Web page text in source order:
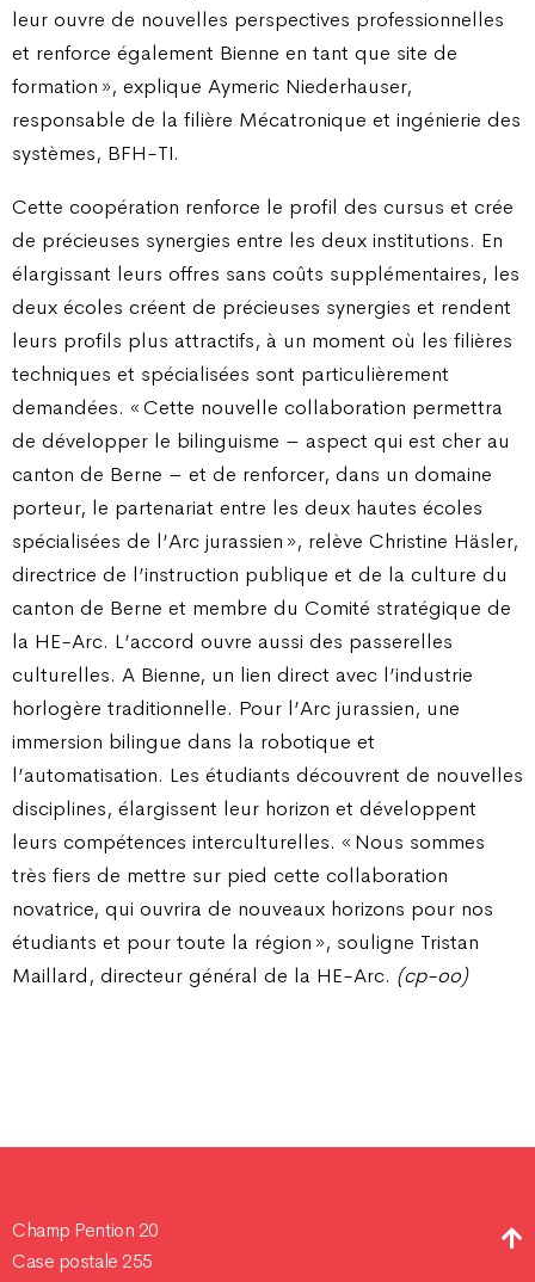
leur ouvre de nouvelles perspectives professionnelles
et renforce également Bienne en tant que site de
formation », explique Aymeric Niederhauser,
responsable de la filière Mécatronique et ingénierie des
systèmes, BFH-TI.
Cette coopération renforce le profil des cursus et crée
de précieuses synergies entre les deux institutions. En
élargissant leurs offres sans coûts supplémentaires, les
deux écoles créent de précieuses synergies et rendent
leurs profils plus attractifs, à un moment où les filières
techniques et spécialisées sont particulièrement
demandées. « Cette nouvelle collaboration permettra
de développer le bilinguisme – aspect qui est cher au
canton de Berne – et de renforcer, dans un domaine
porteur, le partenariat entre les deux hautes écoles
spécialisées de l’Arc jurassien », relève Christine Häsler,
directrice de l’instruction publique et de la culture du
canton de Berne et membre du Comité stratégique de
la HE-Arc. L’accord ouvre aussi des passerelles
culturelles. A Bienne, un lien direct avec l’industrie
horlogère traditionnelle. Pour l’Arc jurassien, une
immersion bilingue dans la robotique et
l’automatisation. Les étudiants découvrent de nouvelles
disciplines, élargissent leur horizon et développent
leurs compétences interculturelles. « Nous sommes
très fiers de mettre sur pied cette collaboration
novatrice, qui ouvrira de nouveaux horizons pour nos
étudiants et pour toute la région », souligne Tristan
Maillard, directeur général de la HE-Arc. (cp-oo)
Champ Pention 20
Case postale 255